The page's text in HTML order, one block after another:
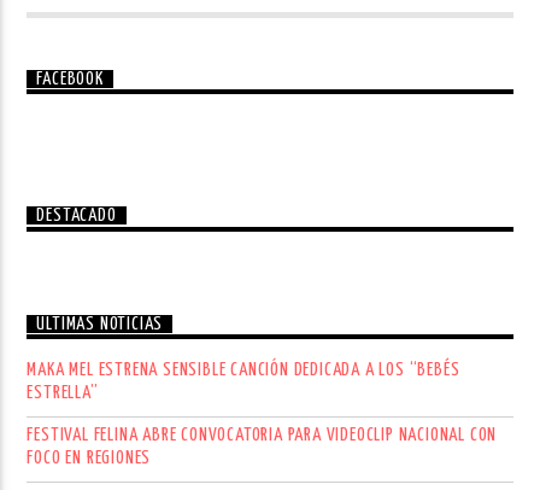
FACEBOOK
DESTACADO
ÚLTIMAS NOTICIAS
MAKA MEL ESTRENA SENSIBLE CANCIÓN DEDICADA A LOS “BEBÉS
ESTRELLA”
FESTIVAL FELINA ABRE CONVOCATORIA PARA VIDEOCLIP NACIONAL CON
FOCO EN REGIONES